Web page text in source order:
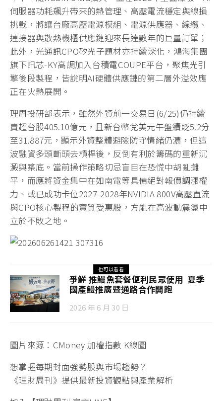
伺服器功耗飆升帶來的熱管理、高壓電流穩定與線損
挑戰，將讓台廠高壓電源模組、電源供應器、線纜、
連接器與散熱機櫃供應鏈迎來長達數年的巨量訂單；
此外，光通訊CPO矽光子題材亦持續深化，鴻海集團
旗下訊芯-KY高調加入台積電COUPE平台，聚焦光引
擎後段製程，皆說明AI硬體供應鏈的第二層外溢效應
正在火熱展開。
理周投研部表示，雖然外資前一交易日(6/25)仍持續
賣超台股405.10億元，且新台幣兌美元午盤續貶5.2分
至31.887元，顯示外資整體避險防守情緒仍濃，但這
波融資多頭斷頭去槓桿後，反倒有利於籌碼的重新沉
澱與築底。當前操作策略切忌盲目在恐慌中胡亂攤
平，而應將資金集中在如南電等具備絕對報價調漲權
力、或已成功卡位2027-2028年NVIDIA 800V高壓直流
與CPO核心製程的實質受惠股，方能在高波動震盪中
立於不敗之地。
也可以看看
爭鮮 推鰻魚套餐便利民眾使用 夏季
國產鰻推廣暨通路合作開跑
2026 年 6 月 30 日
圖片來源：CMoney 加權指數 K線圖
想掌握每期封面強勢股與市場趨勢？
《理財周刊》提供最新投資觀點與產業解析